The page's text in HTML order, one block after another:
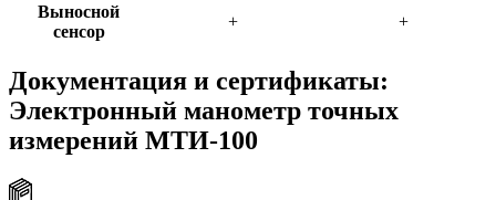
Выносной
сенсор
+ +
Документация и сертификаты:
Электронный манометр точных
измерений МТИ-100